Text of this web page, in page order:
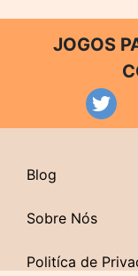
JOGOS
Blog
Sobre Nós
Politíca de